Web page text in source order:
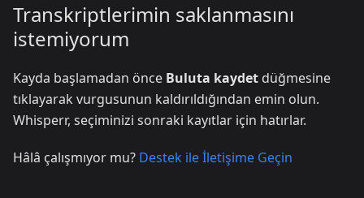
Transkriptlerimin saklanmasını
istemiyorum
Kayda başlamadan önce Buluta kaydet düğmesine
tıklayarak vurgusunun kaldırıldığından emin olun.
Whisperr, seçiminizi sonraki kayıtlar için hatırlar.
Hâlâ çalışmıyor mu? Destek ile İletişime Geçin